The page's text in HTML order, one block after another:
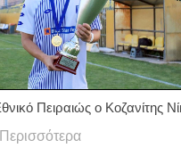
Πειραιώς ο Κοζανίτης